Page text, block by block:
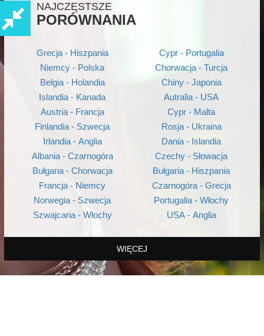
NAJCZĘSTSZE
PORÓWNANIA
Grecja - Hiszpania
Niemcy - Polska
Belgia - Holandia
Islandia - Kanada
Austria - Francja
Finlandia - Szwecja
Irlandia - Anglia
Albania - Czarnogóra
Bułgaria - Chorwacja
Francja - Niemcy
Norwegia - Szwecja
Szwajcaria - Włochy
Cypr - Portugalia
Chorwacja - Turcja
Chiny - Japonia
Autralia - USA
Cypr - Malta
Rosja - Ukraina
Dania - Islandia
Czechy - Słowacja
Bułgaria - Hiszpania
Czarnogóra - Grecja
Portugalia - Włochy
USA - Anglia
WIĘCEJ